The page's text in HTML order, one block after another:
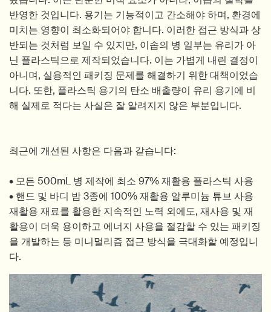
반영한 것입니다. 용기는 기능적이고 간소해야 하며, 환경에
미치는 영향이 최소화되어야 합니다. 이러한 접근 방식과 상
반되는 것처럼 보일 수 있지만, 이솝의 병 일부는 유리가 아
닌 플라스틱으로 제작되었습니다. 이는 가볍게 내린 결정이
아니며, 실용적인 패키징 문제를 해결하기 위한 대책이었습
니다. 또한, 플라스틱 용기의 탄소 배출량이 유리 용기에 비
해 실제로 적다는 사실은 잘 알려지지 않은 부분입니다.
최근에 개선된 사항은 다음과 같습니다:
• 모든 500mL 병 제작에 최소 97% 재활용 플라스틱 사용
• 핸드 및 바디 밤 3종에 100% 재활용 알루미늄 튜브 사용
재활용 재료를 활용한 지속적인 노력 외에도, 재사용 및 재
활용이 더욱 용이하고 에너지 사용을 절감할 수 있는 패키징
을 개발하는 등 미니멀리즘 접근 방식을 극대화할 예정입니
다.